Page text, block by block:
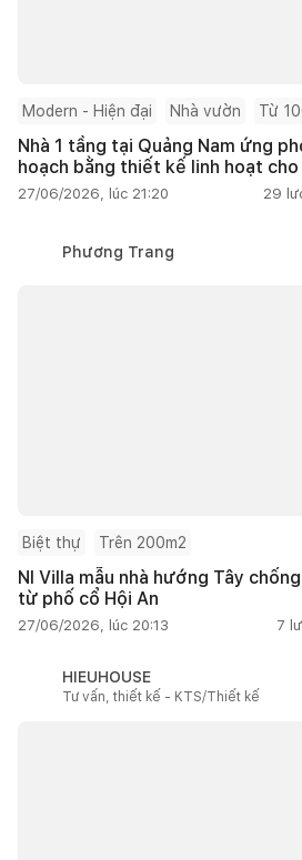
Modern - Hiện đại Nhà vườn Từ
Nhà 1 tầng tại Quảng Nam ứng
hoạch bằng thiết kế linh hoạt
27/06/2026, lúc 21:20 29
Phương Trang
Biệt thự Trên 200m2
NI Villa mẫu nhà hướng Tây
từ phố cổ Hội An
27/06/2026, lúc 20:13 7
HIEUHOUSE
Tư vấn, thiết kế - KTS/Thiết kế